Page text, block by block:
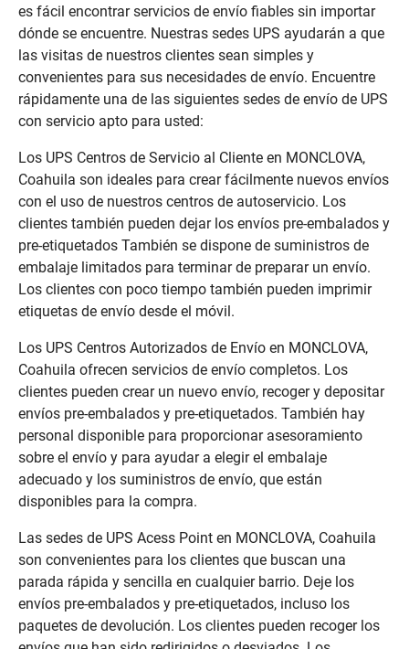
es fácil encontrar servicios de envío fiables sin importar
dónde se encuentre. Nuestras sedes UPS ayudarán a que
las visitas de nuestros clientes sean simples y
convenientes para sus necesidades de envío. Encuentre
rápidamente una de las siguientes sedes de envío de UPS
con servicio apto para usted:
Los UPS Centros de Servicio al Cliente en MONCLOVA,
Coahuila son ideales para crear fácilmente nuevos envíos
con el uso de nuestros centros de autoservicio. Los
clientes también pueden dejar los envíos pre-embalados y
pre-etiquetados También se dispone de suministros de
embalaje limitados para terminar de preparar un envío.
Los clientes con poco tiempo también pueden imprimir
etiquetas de envío desde el móvil.
Los UPS Centros Autorizados de Envío en MONCLOVA,
Coahuila ofrecen servicios de envío completos. Los
clientes pueden crear un nuevo envío, recoger y depositar
envíos pre-embalados y pre-etiquetados. También hay
personal disponible para proporcionar asesoramiento
sobre el envío y para ayudar a elegir el embalaje
adecuado y los suministros de envío, que están
disponibles para la compra.
Las sedes de UPS Acess Point en MONCLOVA, Coahuila
son convenientes para los clientes que buscan una
parada rápida y sencilla en cualquier barrio. Deje los
envíos pre-embalados y pre-etiquetados, incluso los
paquetes de devolución. Los clientes pueden recoger los